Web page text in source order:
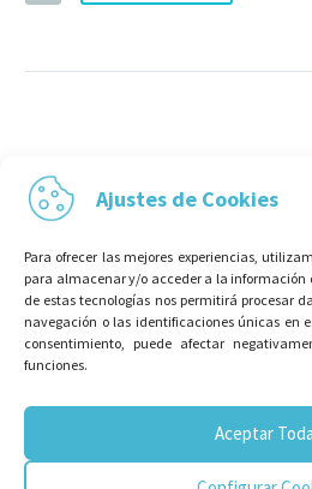
Ajustes de Cookies
Para ofrecer las mejores experiencias,
para almacenar y/o acceder a la información
de estas tecnologías nos permitirá procesar
navegación o las identificaciones únicas en
consentimiento, puede afectar
funciones.
Aceptar